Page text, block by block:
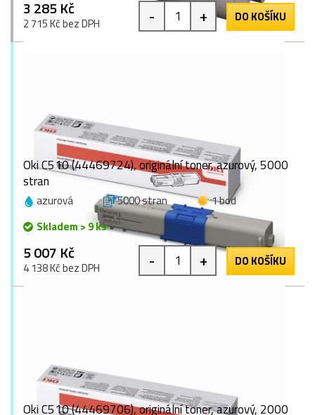
3 285 Kč
2 715 Kč bez DPH - + DO KOŠÍKU
Oki C510 (44469724), originální toner, azurový, 5000
stran
azurová 5000 stran
1 bod
Skladem > 9 ks
5 007 Kč
4 138 Kč bez DPH - + DO KOŠÍKU
Oki C510 (44469706), originální toner, azurový, 2000